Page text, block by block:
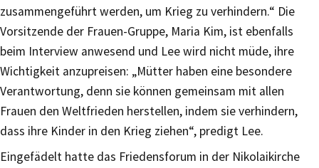
zusammengeführt werden, um Krieg zu verhindern.“ Die
Vorsitzende der Frauen-Gruppe, Maria Kim, ist ebenfalls
beim Interview anwesend und Lee wird nicht müde, ihre
Wichtigkeit anzupreisen: „Mütter haben eine besondere
Verantwortung, denn sie können gemeinsam mit allen
Frauen den Weltfrieden herstellen, indem sie verhindern,
dass ihre Kinder in den Krieg ziehen“, predigt Lee.
Eingefädelt hatte das Friedensforum in der Nikolaikirche